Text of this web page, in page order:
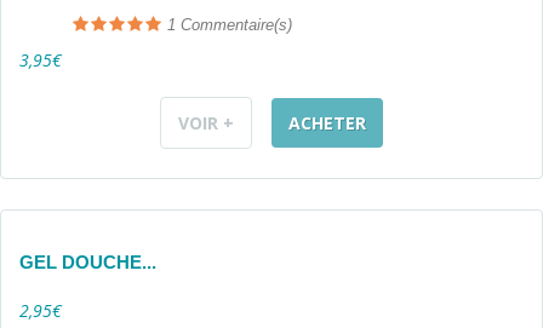
1 Commentaire(s)
3,95€
VOIR + ACHETER
GEL DOUCHE...
2,95€